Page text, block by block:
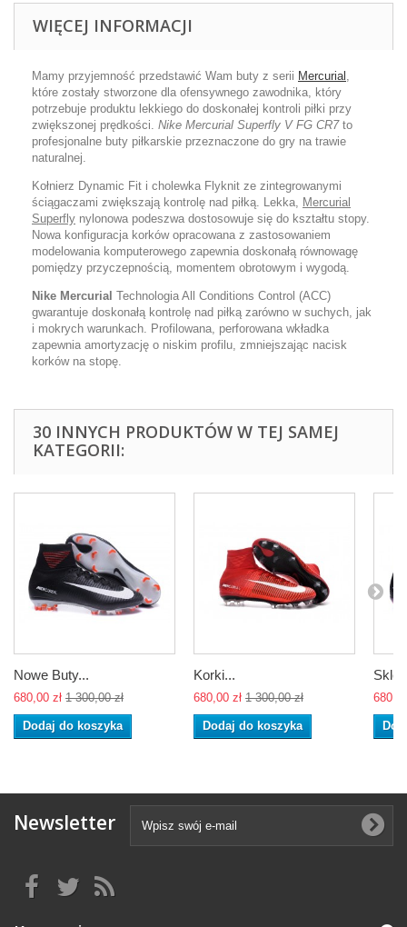
WIĘCEJ INFORMACJI
Mamy przyjemność przedstawić Wam buty z serii Mercurial ,
które zostały stworzone dla ofensywnego zawodnika, który
potrzebuje produktu lekkiego do doskonałej kontroli piłki przy
zwiększonej prędkości. Nike Mercurial Superfly V FG CR7to
profesjonalne buty piłkarskie przeznaczone do gry na trawie
naturalnej.
Kołnierz Dynamic Fit i cholewka Flyknit ze zintegrowanymi
ściągaczami zwiększają kontrolę nad piłką. Lekka, Mercurial
Superfly nylonowa podeszwa dostosowuje się do kształtu stopy.
Nowa konfiguracja korków opracowana z zastosowaniem
modelowania komputerowego zapewnia doskonałą równowagę
pomiędzy przyczepnością, momentem obrotowym i wygodą.
Nike Mercurial Technologia All Conditions Control (ACC)
gwarantuje doskonałą kontrolę nad piłką zarówno w suchych, jak
i mokrych warunkach. Profilowana, perforowana wkładka
zapewnia amortyzację o niskim profilu, zmniejszając nacisk
korków na stopę.
30 INNYCH PRODUKTÓW W TEJ SAMEJ
KATEGORII:
Nowe Buty...
680,00 zł 1 300,00 zł
Dodaj do koszyka
Korki...
680,00 zł 1 300,00 zł
Dodaj do koszyka
Newsletter